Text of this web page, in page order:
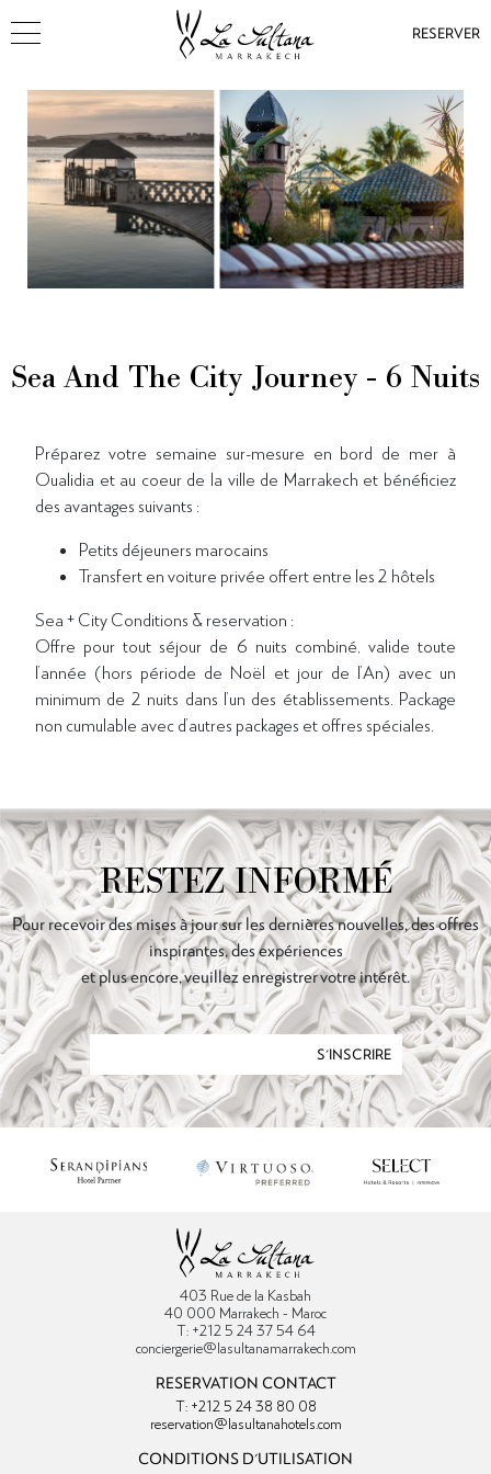
RESERVER
Sea And The City Journey - 6 Nuits
Préparez votre semaine sur-mesure en bord de mer à
Oualidia et au coeur de la ville de Marrakech et bénéficiez
des avantages suivants :
Petits déjeuners marocains
Transfert en voiture privée offert entre les 2 hôtels
Sea + City Conditions & reservation :
Offre pour tout séjour de 6 nuits combiné, valide toute
l’année (hors période de Noël et jour de l’An) avec un
minimum de 2 nuits dans l’un des établissements. Package
non cumulable avec d’autres packages et offres spéciales.
RESTEZ INFORMÉ
Pour recevoir des mises à jour sur les dernières nouvelles, des offres
inspirantes, des expériences
et plus encore, veuillez enregistrer votre intérêt.
S'INSCRIRE
403 Rue de la Kasbah
40 000 Marrakech - Maroc
T: +212 5 24 37 54 64
conciergerie@lasultanamarrakech.com
RESERVATION CONTACT
T: +212 5 24 38 80 08
reservation@lasultanahotels.com
CONDITIONS D'UTILISATION